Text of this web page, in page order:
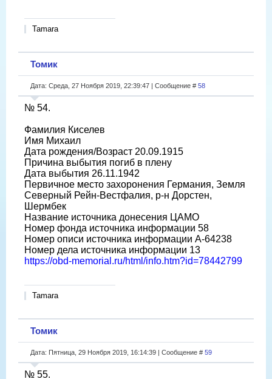
Tamara
Томик
Дата: Среда, 27 Ноября 2019, 22:39:47 | Сообщение # 58
№ 54.
Фамилия Киселев
Имя Михаил
Дата рождения/Возраст 20.09.1915
Причина выбытия погиб в плену
Дата выбытия 26.11.1942
Первичное место захоронения Германия, Земля
Северный Рейн-Вестфалия, р-н Дорстен,
Шермбек
Название источника донесения ЦАМО
Номер фонда источника информации 58
Номер описи источника информации A-64238
Номер дела источника информации 13
https://obd-memorial.ru/html/info.htm?id=78442799
Tamara
Томик
Дата: Пятница, 29 Ноября 2019, 16:14:39 | Сообщение # 59
№ 55.